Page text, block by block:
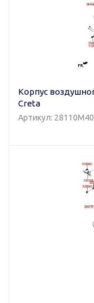
Корпус
Creta
Артикул: